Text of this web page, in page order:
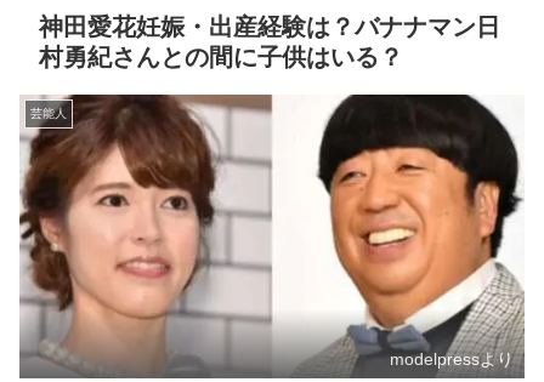
神田愛花妊娠・出産経験は？バナナマン日
村勇紀さんとの間に子供はいる？
芸能人
modelpressより